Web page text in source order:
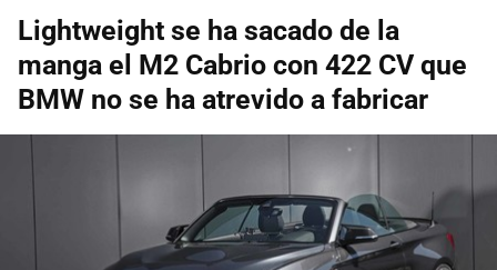
Lightweight se ha sacado de la
manga el M2 Cabrio con 422 CV que
BMW no se ha atrevido a fabricar